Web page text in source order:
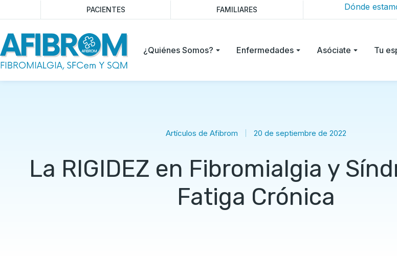
PACIENTES FAMILIARES Dónde
¿Quiénes Somos? Enfermedades Asóciate Tu
Artículos de Afibrom 20 de septiembre de 2022
La RIGIDEZ en Fibromialgia y
Fatiga Crónica